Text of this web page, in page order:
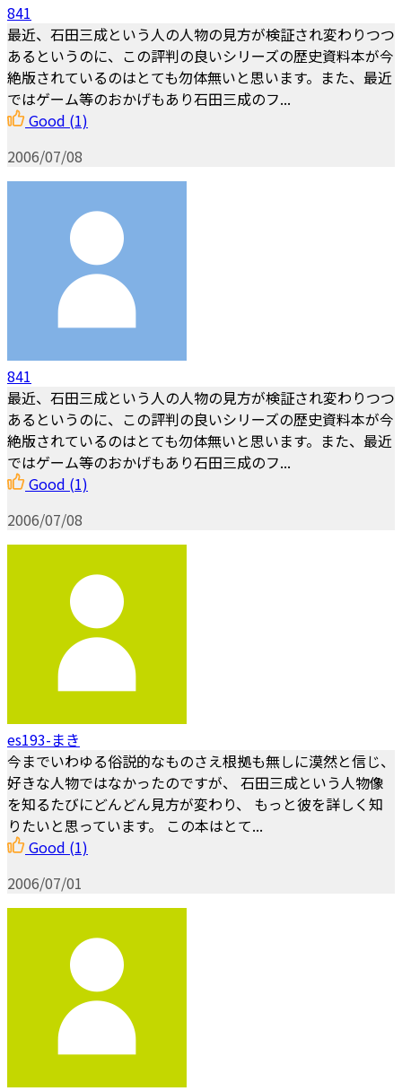
841
最近、石田三成という人の人物の見方が検証され変わりつつ
あるというのに、この評判の良いシリーズの歴史資料本が今
絶版されているのはとても勿体無いと思います。また、最近
ではゲーム等のおかげもあり石田三成のフ...
Good (1)
2006/07/08
841
最近、石田三成という人の人物の見方が検証され変わりつつ
あるというのに、この評判の良いシリーズの歴史資料本が今
絶版されているのはとても勿体無いと思います。また、最近
ではゲーム等のおかげもあり石田三成のフ...
Good (1)
2006/07/08
es193-まき
今までいわゆる俗説的なものさえ根拠も無しに漠然と信じ、
好きな人物ではなかったのですが、 石田三成という人物像
を知るたびにどんどん見方が変わり、 もっと彼を詳しく知
りたいと思っています。 この本はとて...
Good (1)
2006/07/01